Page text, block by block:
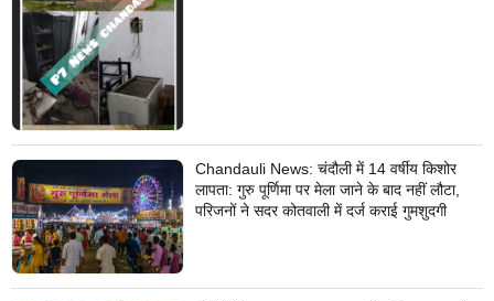
Chandauli News: चंदौली में 14 वर्षीय किशोर
लापता: गुरु पूर्णिमा पर मेला जाने के बाद नहीं लौटा,
परिजनों ने सदर कोतवाली में दर्ज कराई गुमशुदगी